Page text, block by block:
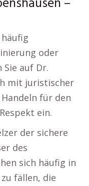
oder
auf Dr.
mit juristischer
für den
ein.
der sichere
des
sich häufig in
fällen, die